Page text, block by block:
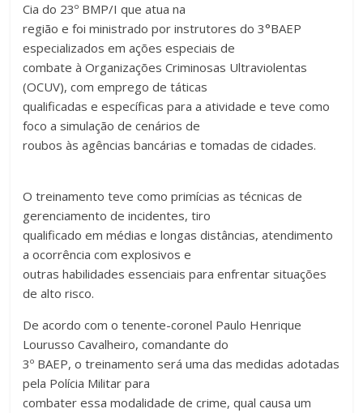
Cia do 23º BMP/I que atua na
região e foi ministrado por instrutores do 3°BAEP
especializados em ações especiais de
combate à Organizações Criminosas Ultraviolentas
(OCUV), com emprego de táticas
qualificadas e específicas para a atividade e teve como
foco a simulação de cenários de
roubos às agências bancárias e tomadas de cidades.
O treinamento teve como primícias as técnicas de
gerenciamento de incidentes, tiro
qualificado em médias e longas distâncias, atendimento
a ocorrência com explosivos e
outras habilidades essenciais para enfrentar situações
de alto risco.
De acordo com o tenente-coronel Paulo Henrique
Lourusso Cavalheiro, comandante do
3º BAEP, o treinamento será uma das medidas adotadas
pela Polícia Militar para
combater essa modalidade de crime, qual causa um